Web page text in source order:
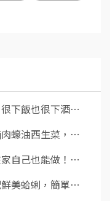
下飯也很下酒⋯
蠔油西生菜，⋯
自己也能做！⋯
美蛤蜊，簡單⋯